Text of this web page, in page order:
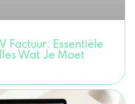
Factuur: Essentiële
Wat Je Moet